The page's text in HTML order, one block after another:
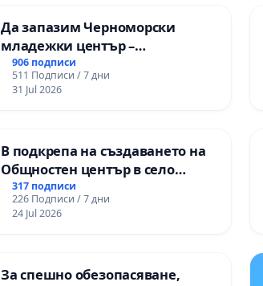
Да запазим Черноморски
младежки център –
пространство за младите на
Варна
906 подписи
511 Подписи / 7 дни
31 Jul 2026
В подкрепа на създаването на
Общностен център в село
Църква
317 подписи
226 Подписи / 7 дни
24 Jul 2026
За спешно обезопасяване,